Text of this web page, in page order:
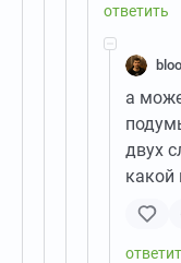
а
двух
какой